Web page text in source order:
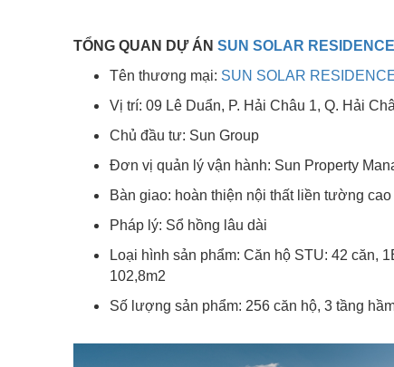
TỔNG QUAN DỰ ÁN SUN SOLAR
Tên thương mại: SUN SOLAR
Vị trí: 09 Lê Duẩn, P. Hải Châu 1, Q. Hải
Chủ đầu tư: Sun Group
Đơn vị quản lý vận hành: Sun Property
Bàn giao: hoàn thiện nội thất liền tường cao
Pháp lý: Sổ hồng lâu dài
Loại hình sản phẩm: Căn hộ STU: 42 căn,
102,8m2
Số lượng sản phẩm: 256 căn hộ, 3 tầng